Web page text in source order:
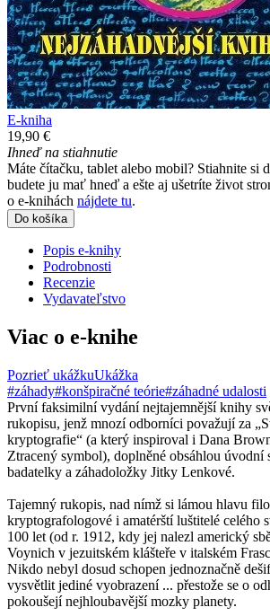
E-kniha
19,90 €
Ihneď na stiahnutie
Máte čítačku, tablet alebo mobil? Stiahnite si
budete ju mať hneď a ešte aj ušetríte život
o e-knihách nájdete tu.
Do košíka
Popis e-knihy
Podrobnosti
Recenzie
Vydavateľstvo
Viac o e-knihe
Pozrieť ukážkuUkážka
#záhady#konšpiračné teórie#záhadné udalosti
První faksimilní vydání nejtajemnější knihy
rukopisu, jenž mnozí odborníci považují za
kryptografie“ (a který inspiroval i Dana
Ztracený symbol), doplněné obsáhlou úvodní
badatelky a záhadoložky Jitky Lenkové.
Tajemný rukopis, nad nímž si lámou hlavu
kryptografologové i amatérští luštitelé celého
100 let (od r. 1912, kdy jej nalezl americký
Voynich v jezuitském klášteře v italském
Nikdo nebyl dosud schopen jednoznačně
vysvětlit jediné vyobrazení ... přestože se o
pokoušejí nejhloubavější mozky planety.